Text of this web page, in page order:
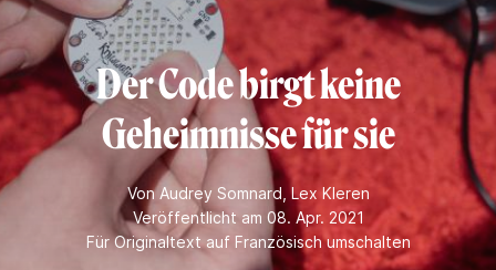
Der Code birgt keine
Geheimnisse für sie
VonAudrey Somnard ,Lex Kleren
Veröffentlicht am 08. Apr. 2021
Für Originaltext auf Französisch umschalten